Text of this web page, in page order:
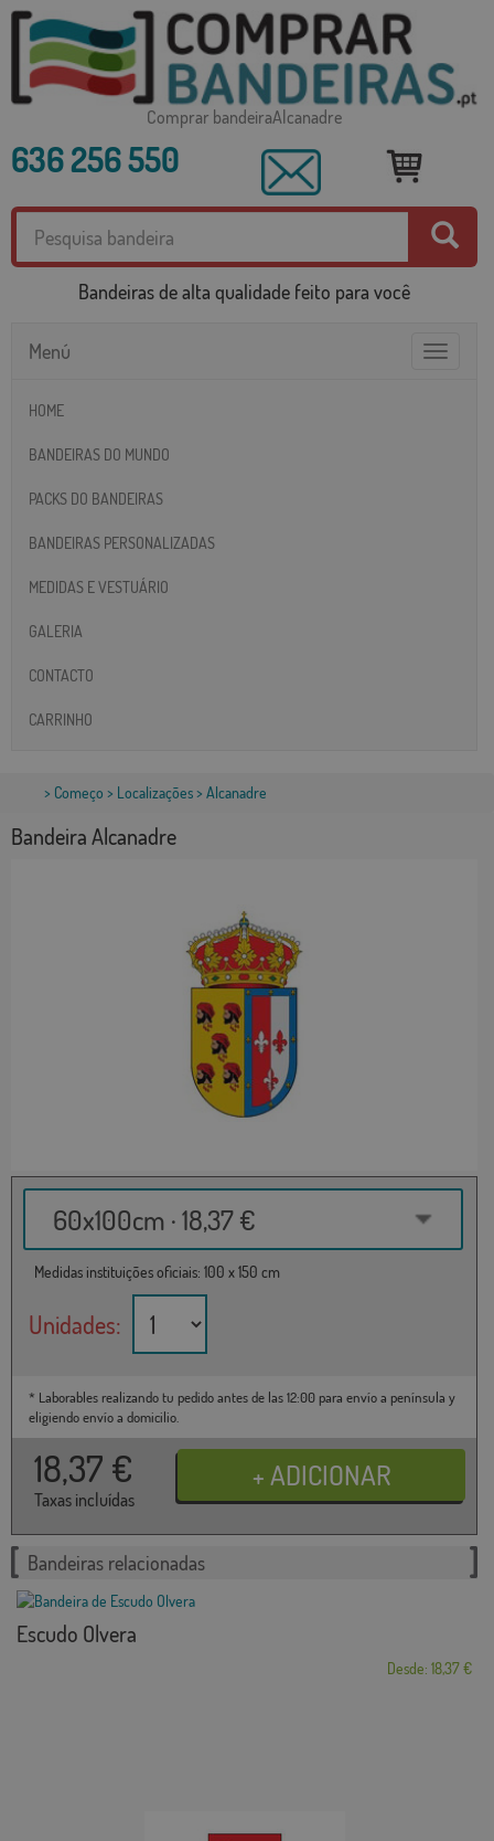
Comprar bandeiraAlcanadre
636 256 550
Bandeiras de alta qualidade feito para você
Toggle
Menú
HOME
BANDEIRAS DO MUNDO
PACKS DO BANDEIRAS
BANDEIRAS PERSONALIZADAS
MEDIDAS E VESTUÁRIO
GALERIA
CONTACTO
CARRINHO
> Começo > Localizações> Alcanadre
Bandeira Alcanadre
60x100cm · 18,37 €
Medidas instituições oficiais: 100 x 150 cm
Unidades:
* Laborables realizando tu pedido antes de las 12:00 para envío a península y
eligiendo envío a domicilio.
18,37 €
Taxas incluídas
Bandeiras relacionadas
Escudo Olvera
Desde: 18,37 €